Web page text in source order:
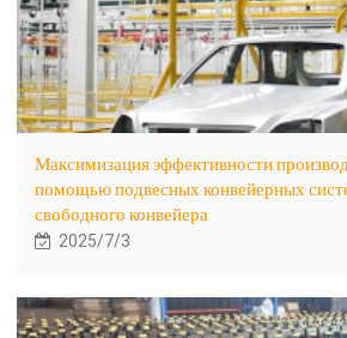
Максимизация эффективности
помощью подвесных конвейерных
свободного конвейера
2025/7/3